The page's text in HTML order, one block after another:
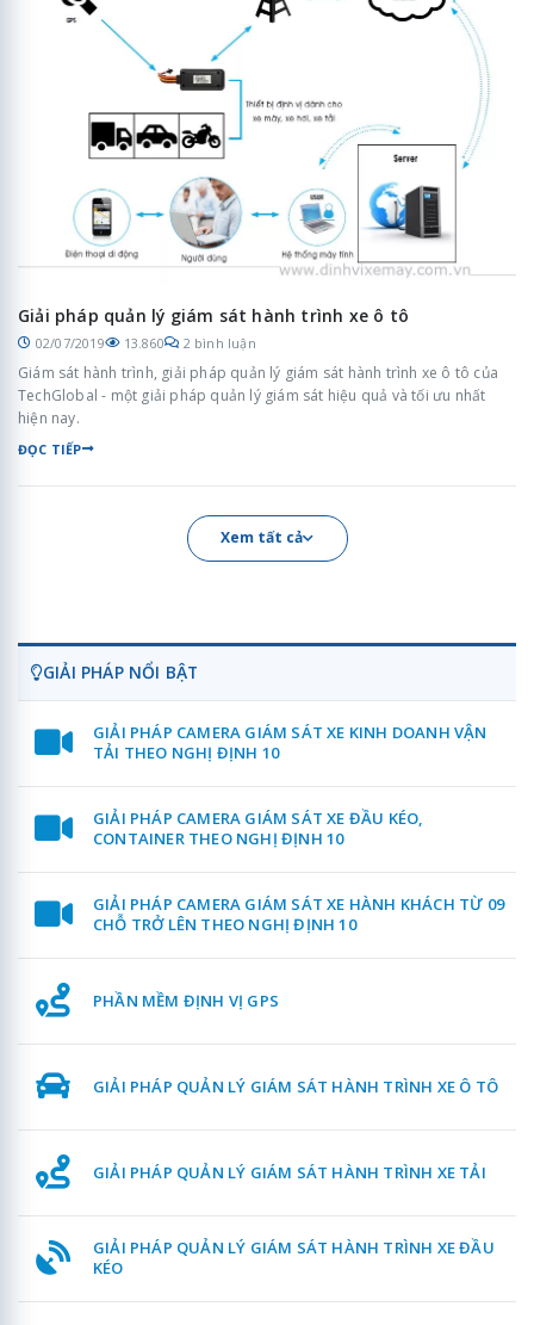
Giải pháp quản lý giám sát hành trình xe ô tô
02/07/2019 13.860 2 bình luận
Giám sát hành trình, giải pháp quản lý giám sát hành trình xe ô tô của
TechGlobal - một giải pháp quản lý giám sát hiệu quả và tối ưu nhất
hiện nay.
ĐỌC TIẾP
Xem tất cả
GIẢI PHÁP NỔI BẬT
GIẢI PHÁP CAMERA GIÁM SÁT XE KINH DOANH VẬN
TẢI THEO NGHỊ ĐỊNH 10
GIẢI PHÁP CAMERA GIÁM SÁT XE ĐẦU KÉO,
CONTAINER THEO NGHỊ ĐỊNH 10
GIẢI PHÁP CAMERA GIÁM SÁT XE HÀNH KHÁCH TỪ 09
CHỖ TRỞ LÊN THEO NGHỊ ĐỊNH 10
PHẦN MỀM ĐỊNH VỊ GPS
GIẢI PHÁP QUẢN LÝ GIÁM SÁT HÀNH TRÌNH XE Ô TÔ
GIẢI PHÁP QUẢN LÝ GIÁM SÁT HÀNH TRÌNH XE TẢI
GIẢI PHÁP QUẢN LÝ GIÁM SÁT HÀNH TRÌNH XE ĐẦU
KÉO